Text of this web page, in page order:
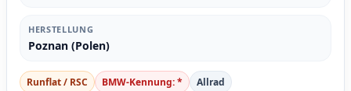
HERSTELLUNG
Poznan (Polen)
Runflat / RSC BMW-Kennung: * Allrad